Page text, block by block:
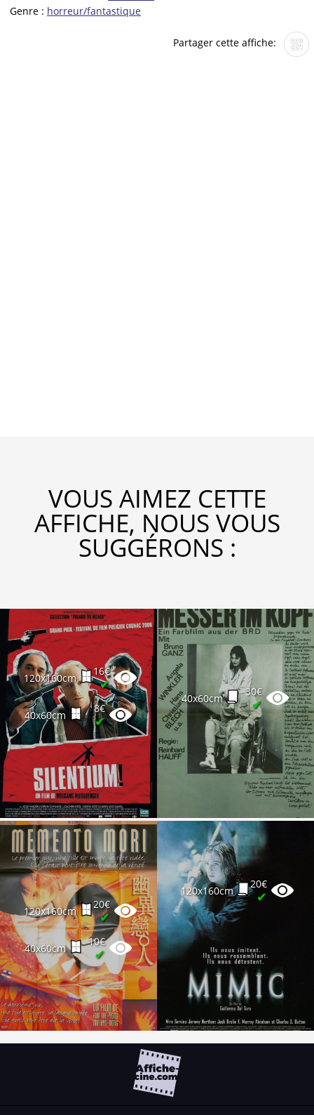
Genre : horreur/fantastique
Partager cette affiche:
VOUS AIMEZ CETTE
AFFICHE, NOUS VOUS
SUGGÉRONS :
120x160cm
16€
✔
40x60cm
8€
✔
40x60cm
30€
✔
120x160cm
20€
✔
40x60cm
10€
✔
120x160cm
20€
✔